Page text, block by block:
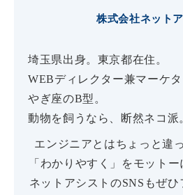
株式会社ネット
埼玉県出身。東京都在住。
WEBディレクター兼マーケタ
やぎ座のB型。
動物を飼うなら、断然ネコ派
エンジニアとはちょっと違
「わかりやすく」をモットー
ネットアシストのSNSもぜ